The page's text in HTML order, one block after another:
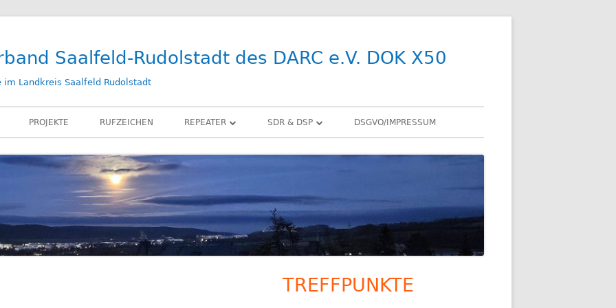
Saalfeld-Rudolstadt des DARC e.V. DOK X50
im Landkreis Saalfeld Rudolstadt
PROJEKTE RUFZEICHEN REPEATER
DB0SLF / TEST
SDR & DSP
LAN-IQ SDR
BELKA DX
DSGVO/IMPRESSUM
Haupt-
TREFFPUNKTE